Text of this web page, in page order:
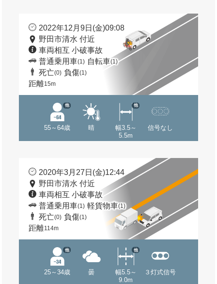
2022年12月9日(金)09:08
野田市清水 付近
車両相互 小破事故
普通乗用車(1) 自転車(1)
死亡(0) 負傷(1)
距離15m
55～64歳
他
晴
幅3.5～
5.5m
他
信号なし
2020年3月27日(金)12:44
野田市清水 付近
車両相互 小破事故
普通乗用車(1) 軽貨物車(1)
死亡(0) 負傷(1)
距離114m
25～34歳
他
曇
幅5.5～
9.0m
他
３灯式信号